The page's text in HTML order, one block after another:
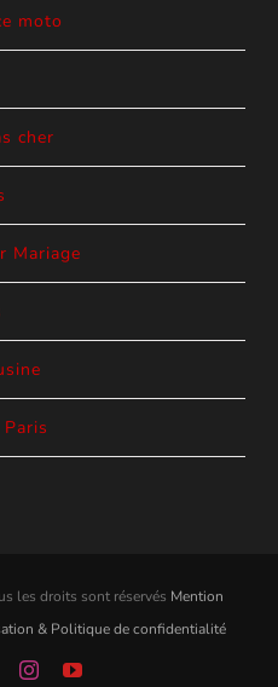
moto
cher
Mariage
les droits sont réservés Mention
& Politique de confidentialité